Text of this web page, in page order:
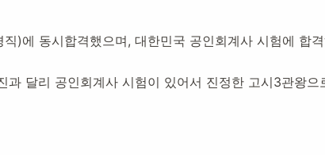
)에 동시합격했으며, 대한민국 공인회계사 시험에 합
과 달리 공인회계사 시험이 있어서 진정한 고시3관왕